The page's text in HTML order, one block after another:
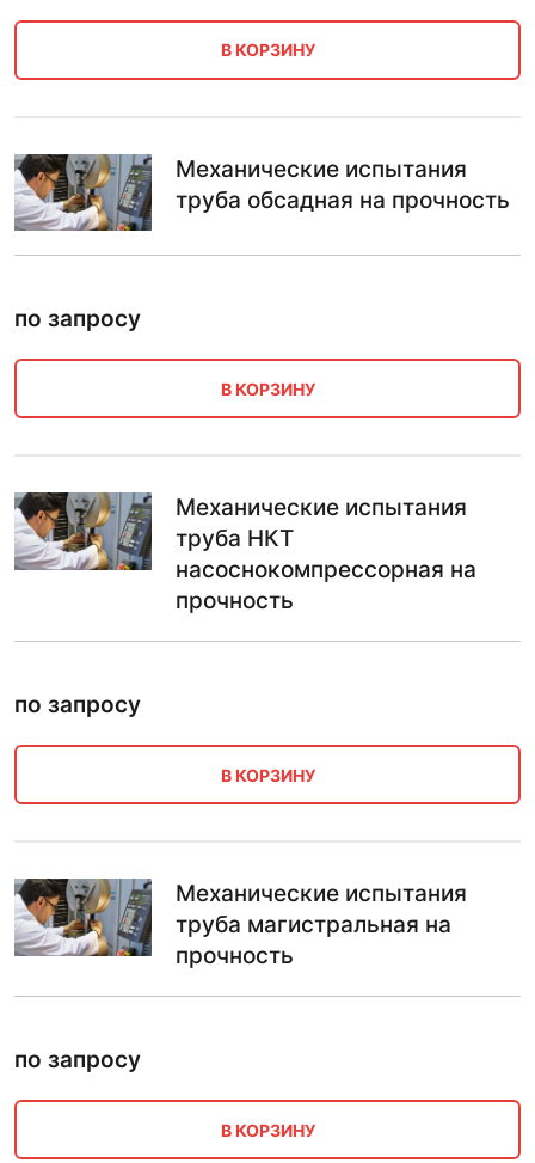
В КОРЗИНУ
Механические испытания
труба обсадная на прочность
по запросу
В КОРЗИНУ
Механические испытания
труба НКТ
насоснокомпрессорная на
прочность
по запросу
В КОРЗИНУ
Механические испытания
труба магистральная на
прочность
по запросу
В КОРЗИНУ